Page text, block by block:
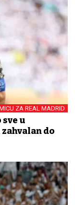
ZA REAL MADRID
u
do